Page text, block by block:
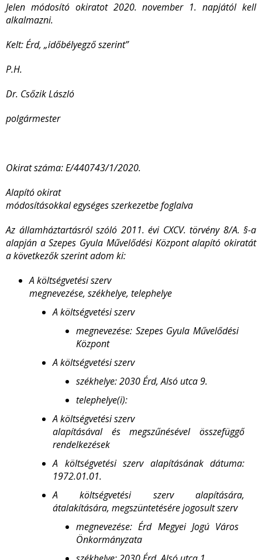
Jelen módosító okiratot 2020. november 1. napjától kell
alkalmazni.
Kelt: Érd, „időbélyegző szerint”
P.H.
Dr. Csőzik László
polgármester
Okirat száma: E/440743/1/2020.
Alapító okirat
módosításokkal egységes szerkezetbe foglalva
Az államháztartásról szóló 2011. évi CXCV. törvény 8/A. §-a
alapján a Szepes Gyula Művelődési Központ alapító okiratát
a következők szerint adom ki:
A költségvetési szerv
megnevezése, székhelye, telephelye
A költségvetési szerv
megnevezése: Szepes Gyula Művelődési
Központ
A költségvetési szerv
székhelye: 2030 Érd, Alsó utca 9.
telephelye(i):
A költségvetési szerv
alapításával és megszűnésével összefüggő
rendelkezések
A költségvetési szerv alapításának dátuma:
1972.01.01.
A költségvetési szerv alapítására,
átalakítására, megszüntetésére jogosult szerv
megnevezése: Érd Megyei Jogú Város
Önkormányzata